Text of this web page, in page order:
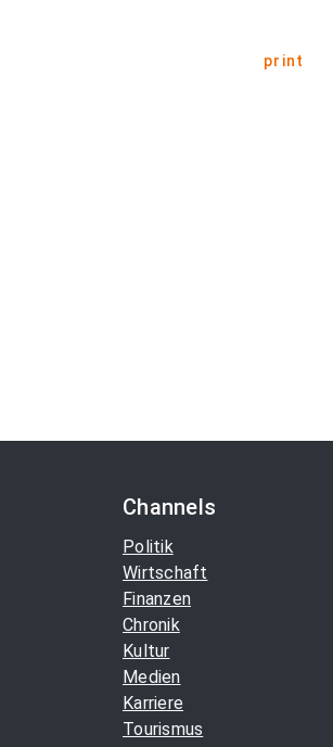
print
Channels
Politik
Wirtschaft
Finanzen
Chronik
Kultur
Medien
Karriere
Tourismus